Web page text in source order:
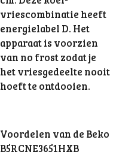
vriescombinatie heeft
energielabel D. Het
apparaat is voorzien
van no frost zodat je
het vriesgedeelte nooit
hoeft te ontdooien.
Voordelen van de Beko
B5RCNE3651HXB